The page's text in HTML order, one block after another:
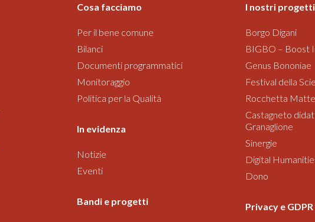
Cosa facciamo
Per il bene comune
Bilanci
Documenti programmatici
Monitoraggio
Politica per la Qualità
In evidenza
Notizie
Eventi
Bandi e progetti
I nostri progetti
Borgo Digani
BIGBO – Boost
Genus Bononiae
Festival della
Rocchetta
Castagneto
Granaglione
Sinergie
Digital
Dono
Privacy e GDPR